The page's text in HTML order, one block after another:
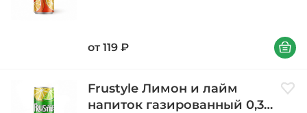
от 119 ₽ В
Frustyle Лимон и лайм
напиток газированный 0,33